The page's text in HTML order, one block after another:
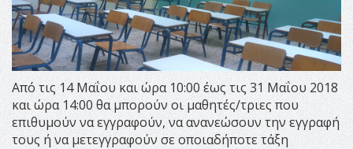
Από τις 14 Μαΐου και ώρα 10:00 έως τις 31 Μαΐου 2018
και ώρα 14:00 θα μπορούν οι μαθητές/τριες που
επιθυμούν να εγγραφούν, να ανανεώσουν την εγγραφή
τους ή να μετεγγραφούν σε οποιαδήποτε τάξη